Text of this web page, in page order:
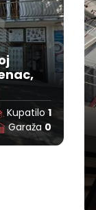
Kupatilo 1
Garaža 0